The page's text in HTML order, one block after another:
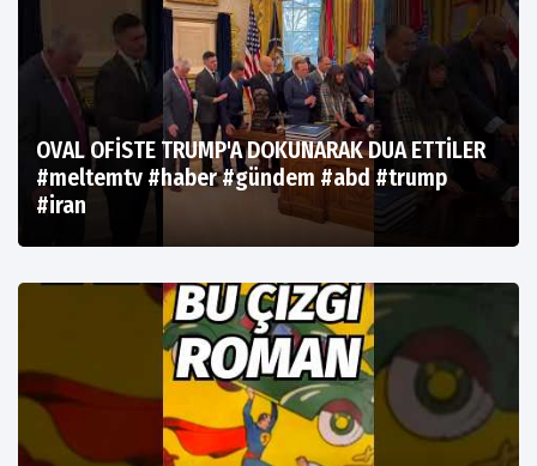
OVAL OFİSTE TRUMP'A DOKUNARAK DUA ETTİLER
#meltemtv #haber #gündem #abd #trump
#iran